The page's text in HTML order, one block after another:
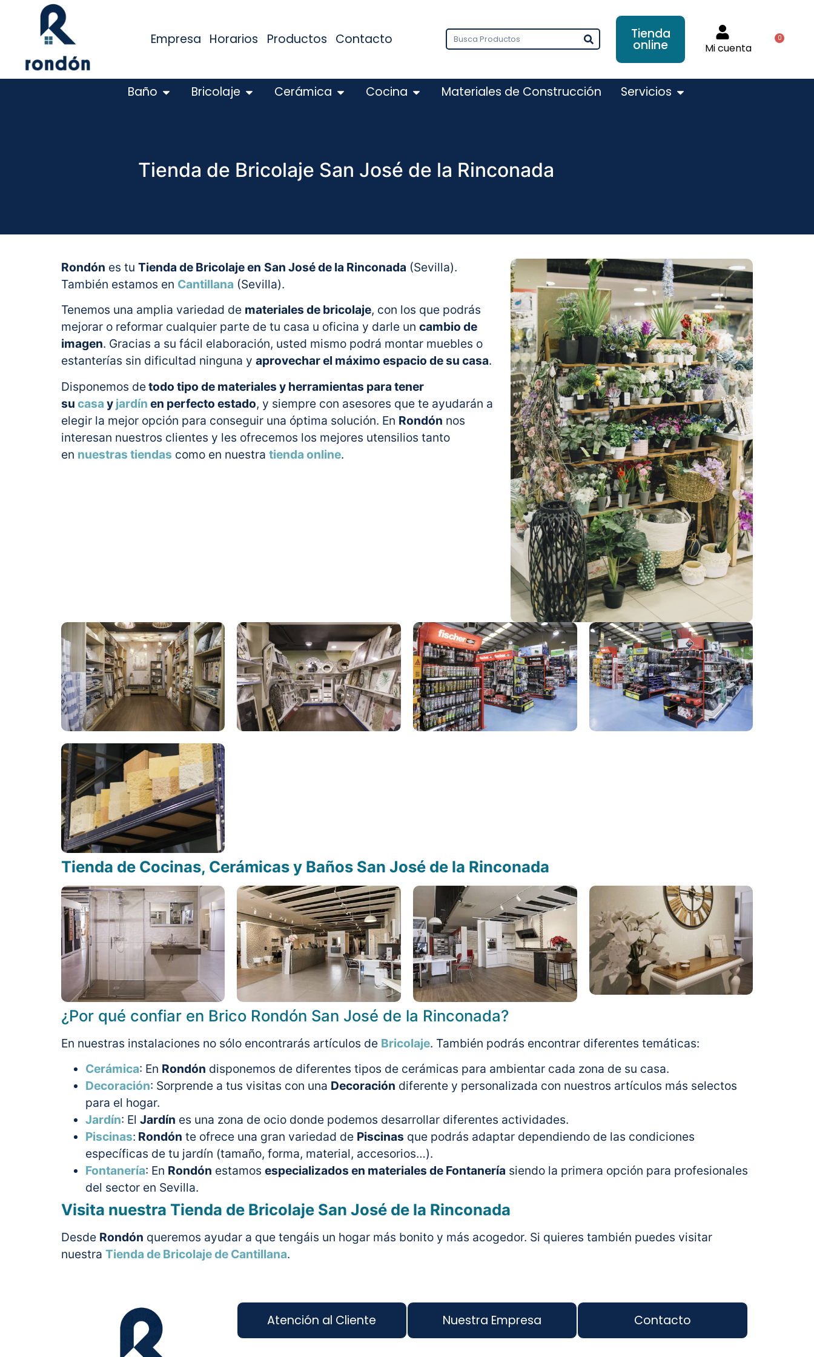
Empresa Horarios Productos Contacto Tienda
online Mi cuenta
0
Baño Bricolaje Cerámica Cocina Materiales de Construcción Servicios
Tienda de Bricolaje San José de la Rinconada
Rondón es tu Tienda de Bricolaje en San José de la Rinconada (Sevilla).
También estamos en Cantillana (Sevilla).
Tenemos una amplia variedad de materiales de bricolaje, con los que podrás
mejorar o reformar cualquier parte de tu casa u oficina y darle un cambio de
imagen. Gracias a su fácil elaboración, usted mismo podrá montar muebles o
estanterías sin dificultad ninguna y aprovechar el máximo espacio de su casa.
Disponemos detodo tipo de materiales y herramientas para tener
su casa y jardín en perfecto estado, y siempre con asesores que te ayudarán a
elegir la mejor opción para conseguir una óptima solución. En Rondón nos
interesan nuestros clientes y les ofrecemos los mejores utensilios tanto
en nuestras tiendas como en nuestra tienda online.
Tienda de Cocinas, Cerámicas y Baños San José de la Rinconada
¿Por qué confiar en Brico Rondón San José de la Rinconada?
En nuestras instalaciones no sólo encontrarás artículos de Bricolaje. También podrás encontrar diferentes temáticas:
Cerámica: En Rondón disponemos de diferentes tipos de cerámicas para ambientar cada zona de su casa.
Decoración: Sorprende a tus visitas con una Decoración diferente y personalizada con nuestros artículos más selectos
para el hogar.
Jardín: El Jardín es una zona de ocio donde podemos desarrollar diferentes actividades.
Piscinas: Rondón te ofrece una gran variedad de Piscinas que podrás adaptar dependiendo de las condiciones
específicas de tu jardín (tamaño, forma, material, accesorios…).
Fontanería: En Rondón estamos especializados en materiales de Fontanería siendo la primera opción para profesionales
del sector en Sevilla.
Visita nuestra Tienda de Bricolaje San José de la Rinconada
Desde Rondón queremos ayudar a que tengáis un hogar más bonito y más acogedor. Si quieres también puedes visitar
nuestra Tienda de Bricolaje de Cantillana.
Atención al Cliente Nuestra Empresa Contacto